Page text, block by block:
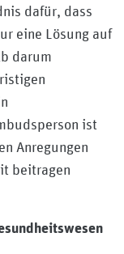
dafür, dass
eine Lösung auf
darum
ist
Anregungen
beitragen